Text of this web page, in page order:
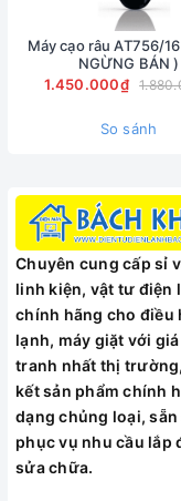
Máy cạo râu AT756/
NGỪNG BÁN )
1.450.000₫
So sánh
Chuyên cung cấp sỉ
linh kiện, vật tư điện
chính hãng cho điều
lạnh, máy giặt với
tranh nhất thị
kết sản phẩm chính
dạng chủng loại, sẵn
phục vụ nhu cầu lắp
sửa chữa.